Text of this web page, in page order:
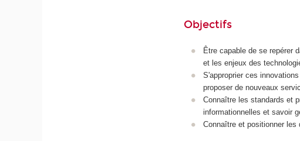
Objectifs
Être capable de se repérer
et les enjeux des
S'approprier ces
proposer de nouveaux
Connaître les standards et
informationnelles et savoir
Connaître et positionner les